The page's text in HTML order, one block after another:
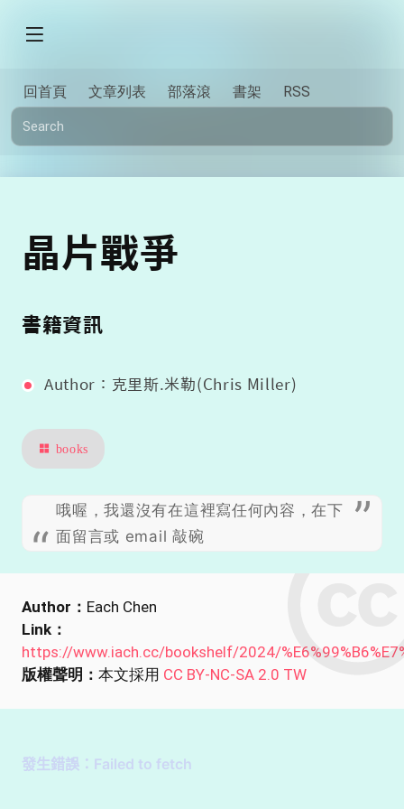
回首頁 文章列表 部落滾 書架 RSS
晶片戰爭
書籍資訊
Author：克里斯.米勒(Chris Miller)
books
哦喔，我還沒有在這裡寫任何內容，在下
面留言或 email 敲碗
Author： Each Chen
Link：
https://www.iach.cc/bookshelf/2024/
版權聲明： 本文採用 CC BY-NC-SA 2.0 TW